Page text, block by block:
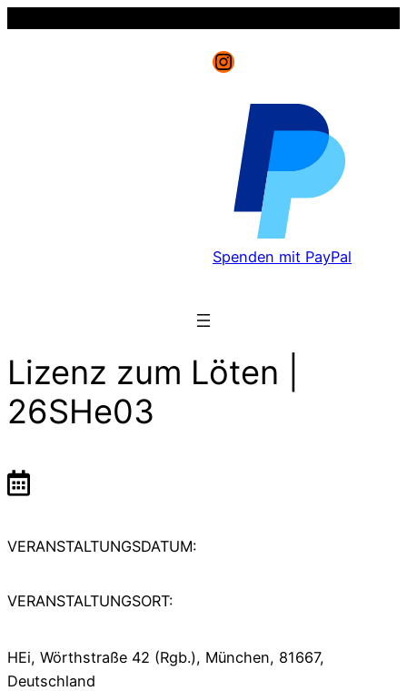
Instagram
Spenden mit PayPal
Lizenz zum Löten |
26SHe03
VERANSTALTUNGSDATUM:
VERANSTALTUNGSORT:
HEi, Wörthstraße 42 (Rgb.), München, 81667,
Deutschland